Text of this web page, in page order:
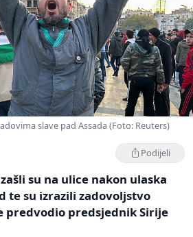
slave pad Assada (Foto: Reuters)
Podijeli
su na ulice nakon ulaska
te su izrazili zadovoljstvo
predvodio predsjednik Sirije